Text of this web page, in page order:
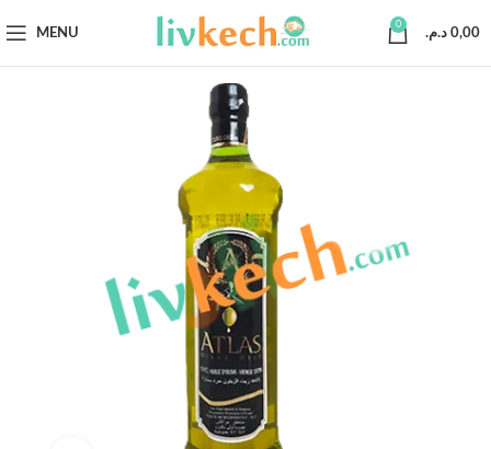
MENU
0
0,00 د.م.